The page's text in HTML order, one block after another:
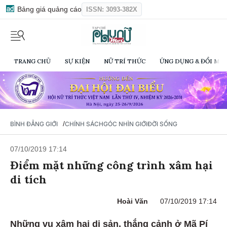
Bảng giá quảng cáo ISSN: 3093-382X
TRANG CHỦ SỰ KIỆN NỮ TRÍ THỨC ỨNG DỤNG & ĐỔI
BÌNH ĐẲNG GIỚI /CHÍNH SÁCHGÓC NHÌN GIỚIĐỜI SỐNG
07/10/2019 17:14
Điểm mặt những công trình xâm hại
di tích
Hoài Văn 07/10/2019 17:14
Những vụ xâm hại di sản, thắng cảnh ở Mã Pí